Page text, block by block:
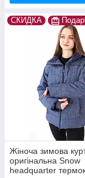
СКИДКА
Жіноча зимова
оригінальна Snow
headquarter